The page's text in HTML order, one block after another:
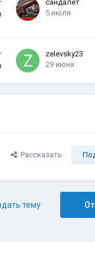
сандалет
5 июля
zelevsky23
29 июня
Рассказать
тему